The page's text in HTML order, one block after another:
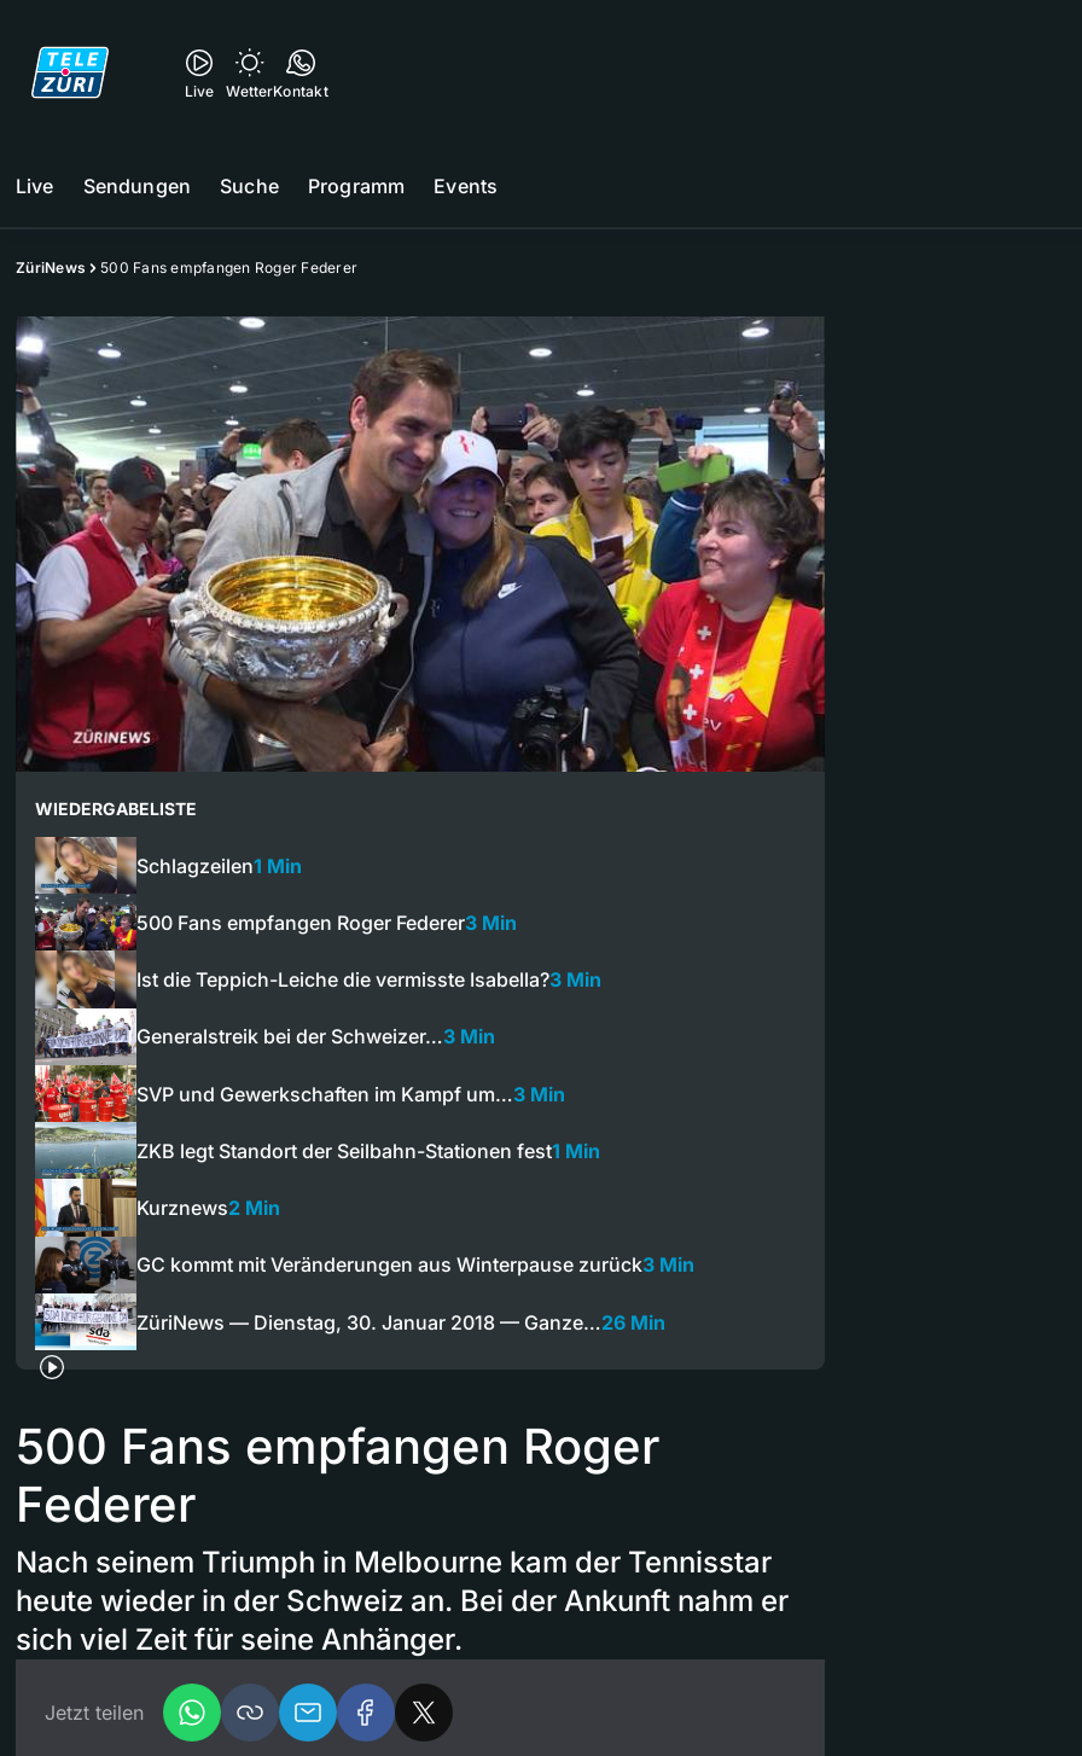
Live WetterKontakt
Live Sendungen Suche Programm Events
ZüriNews 500 Fans empfangen Roger Federer
WIEDERGABELISTE
Schlagzeilen1 Min
500 Fans empfangen Roger Federer3 Min
Ist die Teppich-Leiche die vermisste Isabella?3 Min
Generalstreik bei der Schweizer…3 Min
SVP und Gewerkschaften im Kampf um…3 Min
ZKB legt Standort der Seilbahn-Stationen fest1 Min
Kurznews2 Min
GC kommt mit Veränderungen aus Winterpause zurück3 Min
ZüriNews — Dienstag, 30. Januar 2018 — Ganze…26 Min
500 Fans empfangen Roger
Federer
Nach seinem Triumph in Melbourne kam der Tennisstar
heute wieder in der Schweiz an. Bei der Ankunft nahm er
sich viel Zeit für seine Anhänger.
Jetzt teilen